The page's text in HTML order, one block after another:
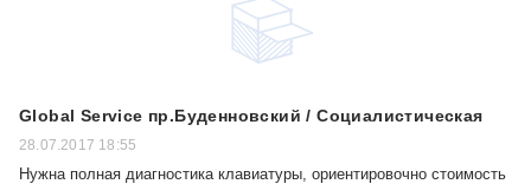
Global Service пр.Буденновский / Социалистическая
28.07.2017 18:55
Нужна полная диагностика клавиатуры, ориентировочно стоимость